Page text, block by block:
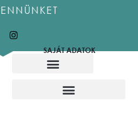
SAJÁT ADATOK